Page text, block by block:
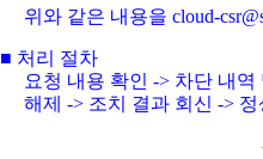
위와 같은 내용을 cloud-
■ 처리 절차
요청 내용 확인 -> 차단 내
해제 -> 조치 결과 회신 ->